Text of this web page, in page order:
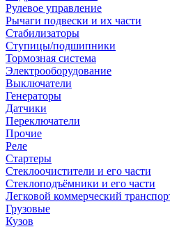
Рулевое управление
Рычаги подвески и их части
Стабилизаторы
Ступицы/подшипники
Тормозная система
Электрооборудование
Выключатели
Генераторы
Датчики
Переключатели
Прочие
Реле
Стартеры
Стеклоочистители и его части
Стеклоподъёмники и его части
Легковой коммерческий
Грузовые
Кузов